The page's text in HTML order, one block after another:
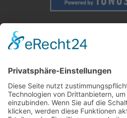
Weitere Informationen
Kontakt
Newsletter
FAQ